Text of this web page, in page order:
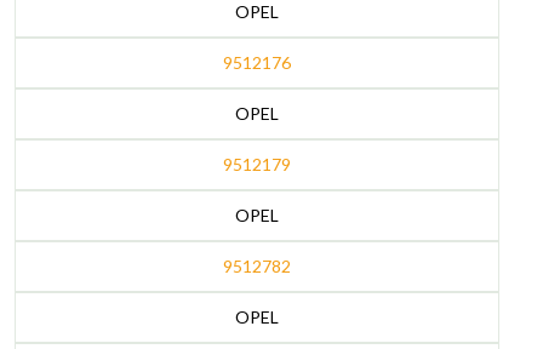
OPEL
9512176
OPEL
9512179
OPEL
9512782
OPEL